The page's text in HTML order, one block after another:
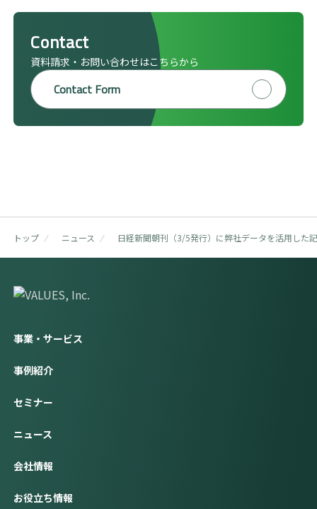
Dockpit 無料版 ログイン
Dockpit 有料版 ログイン
story bank ログイン
Contact
資料請求・お問い合わせはこちらから
Contact Form
トップ ニュース 日経新聞朝刊（3/5発行）に弊社データを活用した
事業・サービス
事例紹介
セミナー
ニュース
会社情報
お役立ち情報